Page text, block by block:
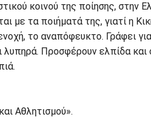
κοινού της ποίησης, στην
με τα ποιήματά της, γιατί η
το αναπόφευκτο. Γράφει
λυπηρά. Προσφέρουν ελπίδα και
Αθλητισμού».